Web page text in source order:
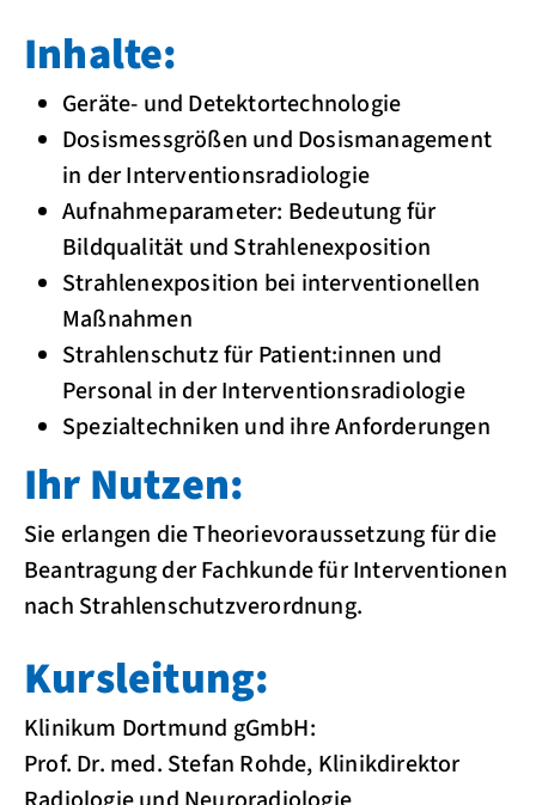
Inhalte:
Geräte- und Detektortechnologie
Dosismessgrößen und Dosismanagement
in der Interventionsradiologie
Aufnahmeparameter: Bedeutung für
Bildqualität und Strahlenexposition
Strahlenexposition bei interventionellen
Maßnahmen
Strahlenschutz für Patient:innen und
Personal in der Interventionsradiologie
Spezialtechniken und ihre Anforderungen
Ihr Nutzen:
Sie erlangen die Theorievoraussetzung für die
Beantragung der Fachkunde für Interventionen
nach Strahlenschutzverordnung.
Kursleitung:
Klinikum Dortmund gGmbH:
Prof. Dr. med. Stefan Rohde, Klinikdirektor